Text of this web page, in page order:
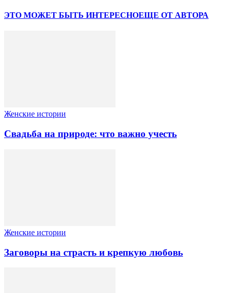
ЭТО МОЖЕТ БЫТЬ ИНТЕРЕСНОЕЩЕ ОТ АВТОРА
Женские истории
Свадьба на природе: что важно учесть
Женские истории
Заговоры на страсть и крепкую любовь